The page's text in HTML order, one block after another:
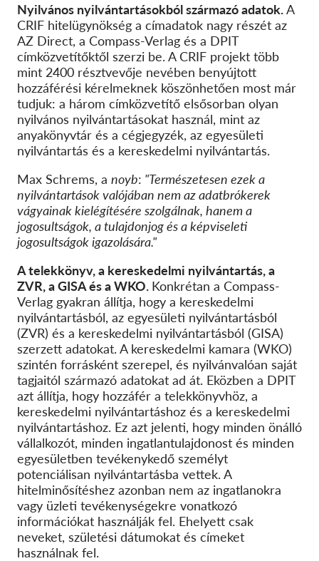
Nyilvános nyilvántartásokból származó adatok.A
CRIF hitelügynökség a címadatok nagy részét az
AZ Direct, a Compass-Verlag és a DPIT
címközvetítőktől szerzi be. A CRIF projekt több
mint 2400 résztvevője nevében benyújtott
hozzáférési kérelmeknek köszönhetően most már
tudjuk: a három címközvetítő elsősorban olyan
nyilvános nyilvántartásokat használ, mint az
anyakönyvtár és a cégjegyzék, az egyesületi
nyilvántartás és a kereskedelmi nyilvántartás.
Max Schrems, a noyb: "Természetesen ezek a
nyilvántartások valójában nem az adatbrókerek
vágyainak kielégítésére szolgálnak, hanem a
jogosultságok, a tulajdonjog és a képviseleti
jogosultságok igazolására."
A telekkönyv, a kereskedelmi nyilvántartás, a
ZVR, a GISA és a WKO. Konkrétan a Compass-
Verlag gyakran állítja, hogy a kereskedelmi
nyilvántartásból, az egyesületi nyilvántartásból
(ZVR) és a kereskedelmi nyilvántartásból (GISA)
szerzett adatokat. A kereskedelmi kamara (WKO)
szintén forrásként szerepel, és nyilvánvalóan saját
tagjaitól származó adatokat ad át. Eközben a DPIT
azt állítja, hogy hozzáfér a telekkönyvhöz, a
kereskedelmi nyilvántartáshoz és a kereskedelmi
nyilvántartáshoz. Ez azt jelenti, hogy minden önálló
vállalkozót, minden ingatlantulajdonost és minden
egyesületben tevékenykedő személyt
potenciálisan nyilvántartásba vettek. A
hitelminősítéshez azonban nem az ingatlanokra
vagy üzleti tevékenységekre vonatkozó
információkat használják fel. Ehelyett csak
neveket, születési dátumokat és címeket
használnak fel.